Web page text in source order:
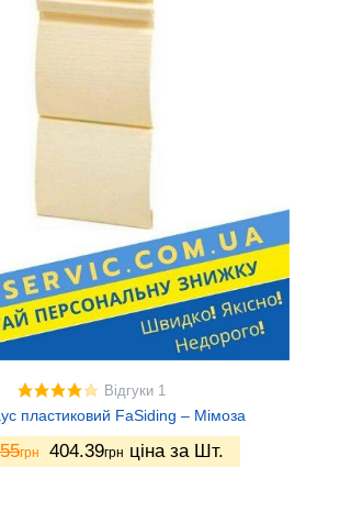
Відгуки 1
пластиковий FaSiding – Мімоза
грн 404.39грн ціна за Шт.